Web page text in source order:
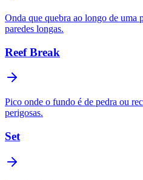
Onda que quebra ao longo de uma
paredes longas.
Reef Break
Pico onde o fundo é de pedra ou
perigosas.
Set